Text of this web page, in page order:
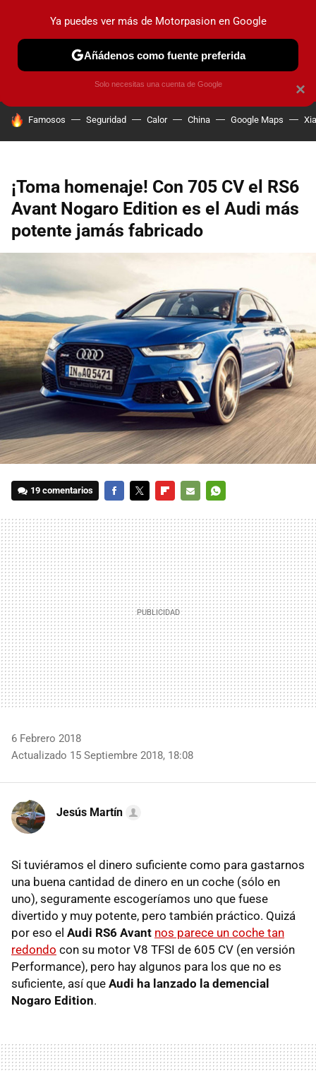
PRUEBAS COCHES ELÉCTRICOS OBSERVATORIO
HOY SE HABLA DE
Famosos Seguridad Calor China Google Maps
¡Toma homenaje! Con 705 CV el RS6
Avant Nogaro Edition es el Audi más
potente jamás fabricado
19 comentarios
MAIL
6 Febrero 2018
Actualizado 15 Septiembre 2018, 18:08
Jesús Martín
Si tuviéramos el dinero suficiente como para gastarnos
una buena cantidad de dinero en un coche (sólo en
uno), seguramente escogeríamos uno que fuese
divertido y muy potente, pero también práctico. Quizá
por eso el Audi RS6 Avant nos parece un coche tan
redondo con su motor V8 TFSI de 605 CV (en versión
Performance), pero hay algunos para los que no es
suficiente, así que Audi ha lanzado la demencial
Nogaro Edition.
×
Ya puedes ver más de Motorpasion en Google
Añádenos como fuente preferida
Solo necesitas una cuenta de Google